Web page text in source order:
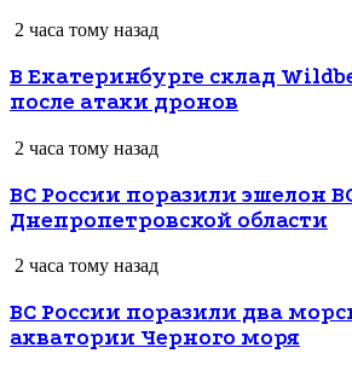
2 часа тому назад
В Екатеринбурге склад
после атаки дронов
2 часа тому назад
ВС России поразили эшелон
Днепропетровской области
2 часа тому назад
ВС России поразили два
акватории Черного моря